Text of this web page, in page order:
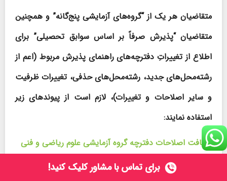
متقاضیان هر یک از “گروه‌های آزمایشی پنج‌گانه” و همچنین
متقاضیان “پذیرش صرفاً بر اساس سوابق تحصیلی” برای
اطلاع از تغییراتِ دفترچه‌های راهنمای پذیرش مربوط (اعم از
رشته‌محل‌های جدید، رشته‌محل‌های حذفی، تغییرات ظرفیت
و سایر اصلاحات و تغییرات)، لازم است از پیوندهای زیر
استفاده نمایند:
دریافت اصلاحات دفترچه گروه آزمایشی علوم ریاضی و فنی
دریافت اصلاحات دفترچه گروه آزمایشی علوم تجربی
برایتماس با مشاورکلیک کنید!